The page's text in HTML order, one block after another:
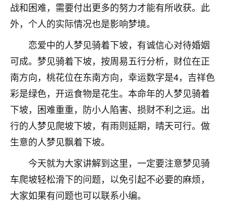
战和困难，需要付出更多的努力才能有所收获。此
外，个人的实际情况也是影响梦境。
恋爱中的人梦见骑着下坡，有诚信心对待婚姻
可成。梦见骑着下坡，按周易五行分析，财位在正
南方向，桃花位在东南方向，幸运数字是4，吉祥色
彩是绿色，开运食物是花生。本命年的人梦见骑着
下坡，困难重重，防小人陷害、损财不利之运。出
行的人梦见爬坡下坡，有雨则延期，晴天可行。做
生意的人梦见飘着下坡。
今天就为大家讲解到这里，一定要注意梦见骑
车爬坡轻松滑下的问题，以免引起不必要的麻烦，
大家如果有问题也可以联系小编。
七零老顽童：我母亲前年离世，刚开始我经常
做梦梦见她，后来也是朋友介绍，找到慧来老
师，安排了超度法事，做梦再也没有梦到过
了，一开始是半信半疑的，图个心安，给亡母
超度，现在看来，人不信也不行。
2天前 来自云南 11
优秀的张同学
老师收徒吗？？我对这些很感兴趣
15